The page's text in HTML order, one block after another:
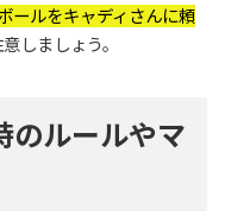
ールをキャディさんに頼
しましょう。
のルールやマ